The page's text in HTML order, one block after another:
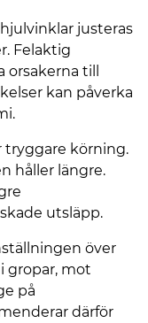
justeras
Felaktig
till
kan påverka
tryggare körning.
håller längre.
utsläpp.
över
gropar, mot
på
därför